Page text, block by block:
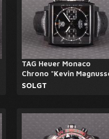
TAG Heuer Monaco
Chrono "Kevin
SOLGT